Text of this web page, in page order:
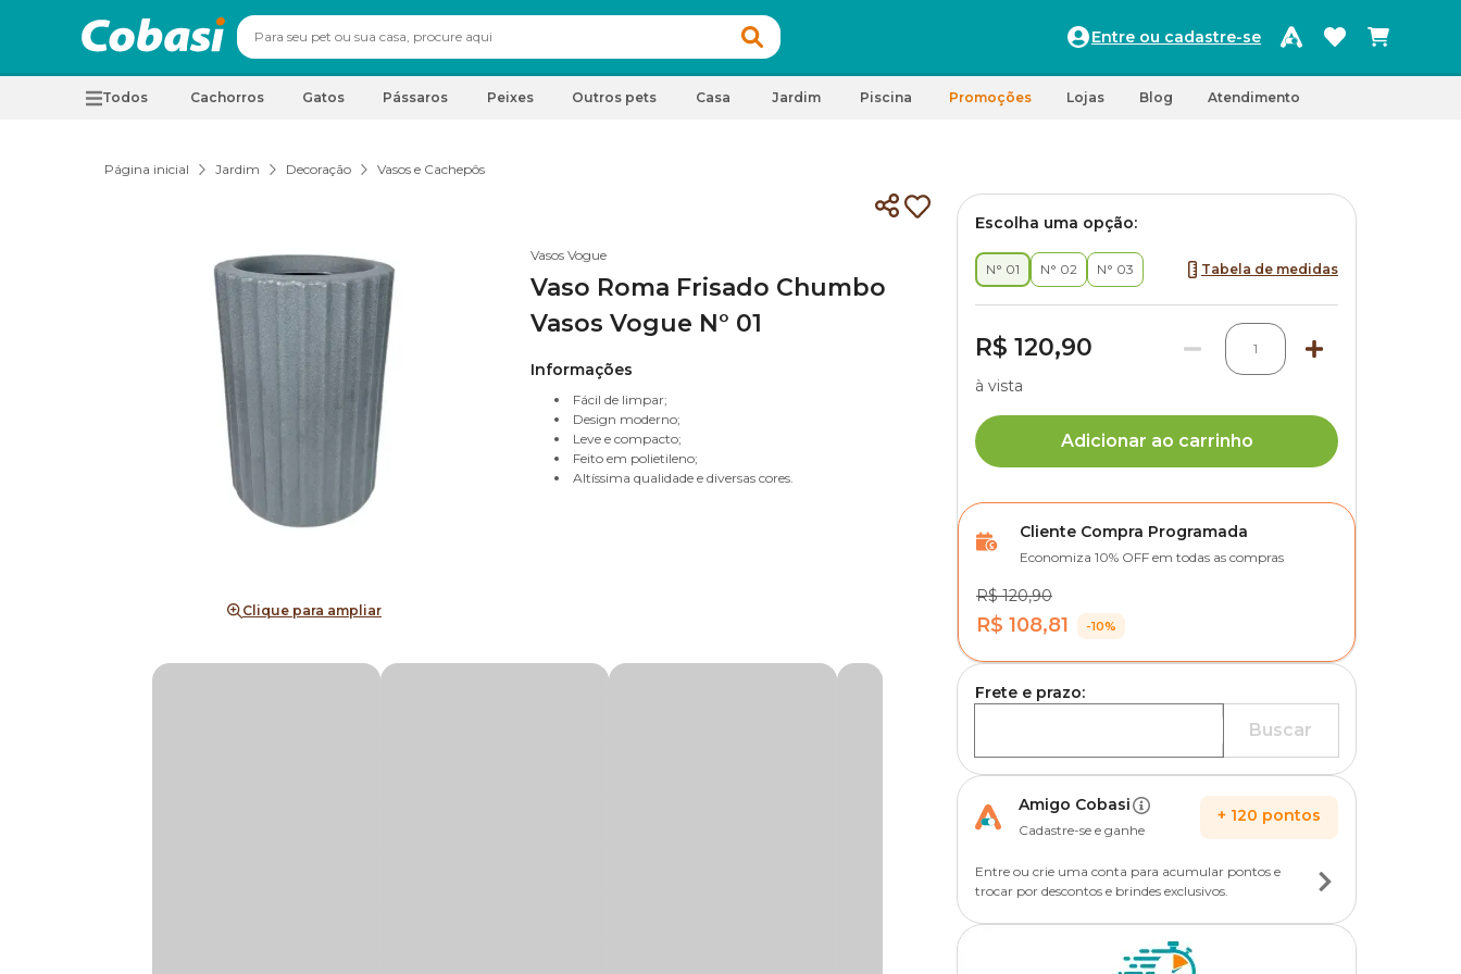
Entre ou cadastre-se
Todos Cachorros Gatos Pássaros Peixes Outros pets Casa Jardim Piscina Promoções Lojas Blog Atendimento
Página inicial Jardim Decoração Vasos e Cachepôs
Clique para ampliar
Vasos Vogue
Vaso Roma Frisado Chumbo
Vasos Vogue N° 01
Informações
Fácil de limpar;
Design moderno;
Leve e compacto;
Feito em polietileno;
Altíssima qualidade e diversas cores.
Escolha uma opção:
N° 01 N° 02 N° 03 Tabela de medidas
R$ 120,90 1
à vista
Adicionar ao carrinho
Cliente Compra Programada
Economiza 10% OFF em todas as compras
R$ 120,90
R$ 108,81 -10%
Frete e prazo:
Buscar
Amigo Cobasi
Cadastre-se e ganhe
+ 120 pontos
Entre ou crie uma conta para acumular pontos e
trocar por descontos e brindes exclusivos.